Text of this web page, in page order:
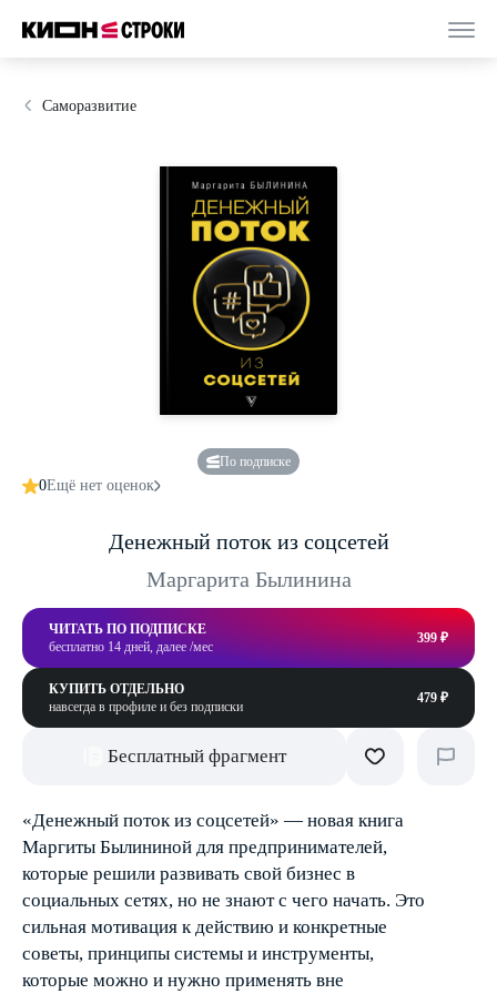
Саморазвитие
По подписке
0Ещё нет оценок
Денежный поток из соцсетей
Маргарита Былинина
ЧИТАТЬ ПО ПОДПИСКЕ
бесплатно 14 дней, далее /мес
399 ₽
КУПИТЬ ОТДЕЛЬНО
навсегда в профиле и без подписки
479 ₽
Бесплатный фрагмент
«Денежный поток из соцсетей» — новая книга
Маргиты Былининой для предпринимателей,
которые решили развивать свой бизнес в
социальных сетях, но не знают с чего начать. Это
сильная мотивация к действию и конкретные
советы, принципы системы и инструменты,
которые можно и нужно применять вне